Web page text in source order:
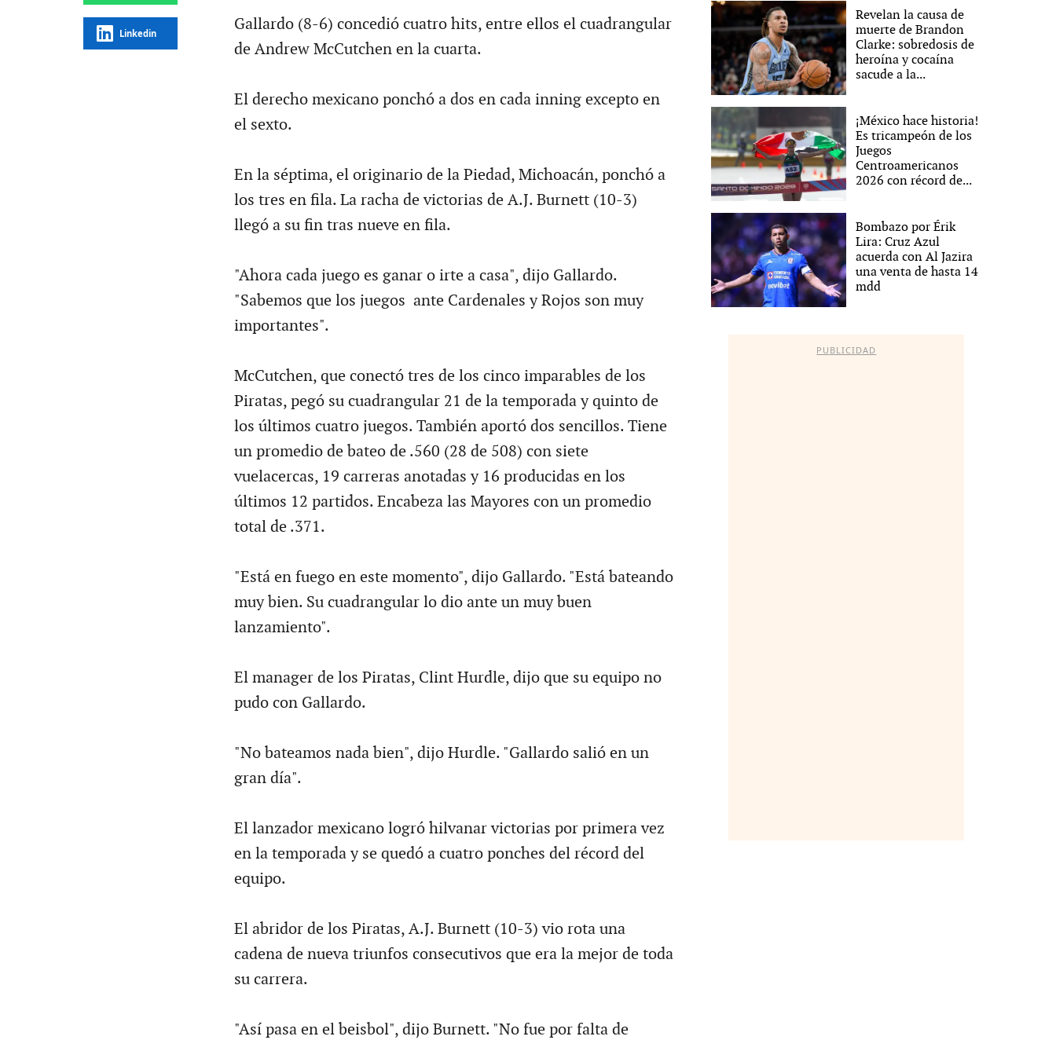
Linkedin
Gallardo (8-6) concedió cuatro hits, entre ellos el cuadrangular
de Andrew McCutchen en la cuarta.
El derecho mexicano ponchó a dos en cada inning excepto en
el sexto.
En la séptima, el originario de la Piedad, Michoacán, ponchó a
los tres en fila. La racha de victorias de A.J. Burnett (10-3)
llegó a su fin tras nueve en fila.
"Ahora cada juego es ganar o irte a casa", dijo Gallardo.
"Sabemos que los juegos ante Cardenales y Rojos son muy
importantes".
McCutchen, que conectó tres de los cinco imparables de los
Piratas, pegó su cuadrangular 21 de la temporada y quinto de
los últimos cuatro juegos. También aportó dos sencillos. Tiene
un promedio de bateo de .560 (28 de 508) con siete
vuelacercas, 19 carreras anotadas y 16 producidas en los
últimos 12 partidos. Encabeza las Mayores con un promedio
total de .371.
"Está en fuego en este momento", dijo Gallardo. "Está bateando
muy bien. Su cuadrangular lo dio ante un muy buen
lanzamiento".
El manager de los Piratas, Clint Hurdle, dijo que su equipo no
pudo con Gallardo.
"No bateamos nada bien", dijo Hurdle. "Gallardo salió en un
gran día".
El lanzador mexicano logró hilvanar victorias por primera vez
en la temporada y se quedó a cuatro ponches del récord del
equipo.
El abridor de los Piratas, A.J. Burnett (10-3) vio rota una
cadena de nueva triunfos consecutivos que era la mejor de toda
su carrera.
"Así pasa en el beisbol", dijo Burnett. "No fue por falta de
Revelan la causa de
muerte de Brandon
Clarke: sobredosis de
heroína y cocaína
sacude a la...
¡México hace historia!
Es tricampeón de los
Juegos
Centroamericanos
2026 con récord de...
Bombazo por Érik
Lira: Cruz Azul
acuerda con Al Jazira
una venta de hasta 14
mdd
PUBLICIDAD